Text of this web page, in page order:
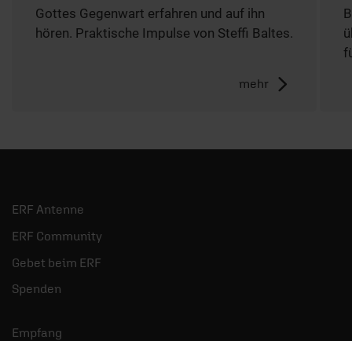
Gottes Gegenwart erfahren und auf ihn
hören. Praktische Impulse von Steffi Baltes.
mehr
ERF Antenne
ERF Community
Gebet beim ERF
Spenden
Empfang